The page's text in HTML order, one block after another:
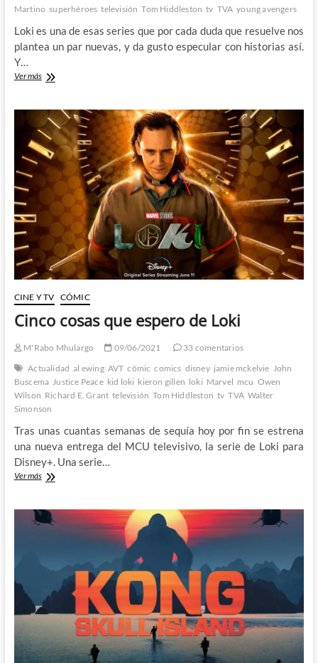
Martino superhéroes televisión Tom Hiddleston tv TVA young avengers
Loki es una de esas series que por cada duda que resuelve nos
plantea un par nuevas, y da gusto especular con historias así.
Y…
Ver másLoki
–
¿Quién
es
la
variante
misteriosa?
CINE Y TV CÓMIC
Cinco cosas que espero de Loki
M'Rabo Mhulargo 09/06/2021
33 comentarios
Actualidad al ewing AVT cómic comics disney jamie mckelvie John
Buscema Justice Peace kid loki kieron gillen loki Marvel mcu Owen
Wilson Richard E. Grant televisión Tom Hiddleston tv TVA Walter
Simonson
Tras unas cuantas semanas de sequía hoy por fin se estrena
una nueva entrega del MCU televisivo, la serie de Loki para
Disney+. Una serie…
Ver másCinco
espero
de